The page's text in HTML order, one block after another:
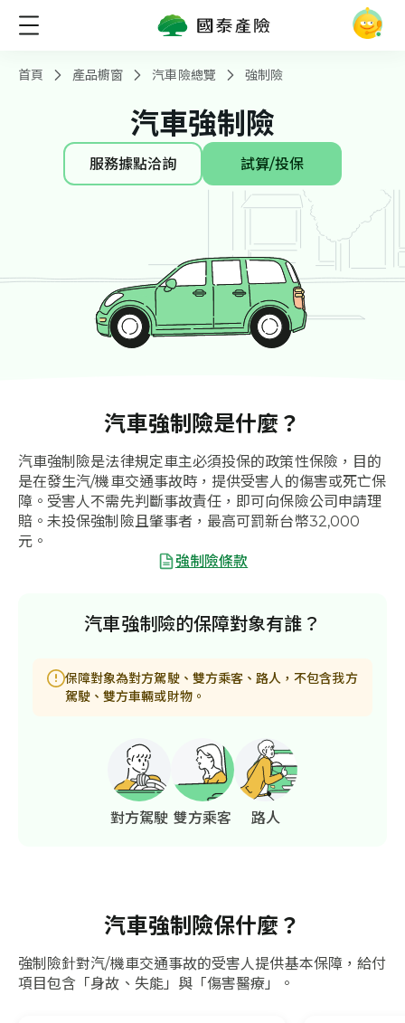
首頁 產品櫥窗 汽車險總覽 強制險
汽車強制險
服務據點洽詢 試算/投保
汽車強制險是什麼？
汽車強制險是法律規定車主必須投保的政策性保險，目的
是在發生汽/機車交通事故時，提供受害人的傷害或死亡保
障。受害人不需先判斷事故責任，即可向保險公司申請理
賠。未投保強制險且肇事者，最高可罰新台幣32,000
元。
強制險條款
汽車強制險的保障對象有誰？
保障對象為對方駕駛、雙方乘客、路人，不包含我方
駕駛、雙方車輛或財物。
對方駕駛 雙方乘客 路人
汽車強制險保什麼？
強制險針對汽/機車交通事故的受害人提供基本保障，給付
項目包含「身故、失能」與「傷害醫療」。